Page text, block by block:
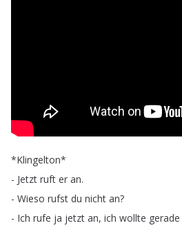
*Klingelton*
- Jetzt ruft er an.
- Wieso rufst du nicht an?
- Ich rufe ja jetzt an, ich wollte gerade